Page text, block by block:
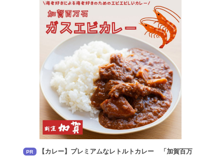
PR
【カレー】プレミアムなレトルトカレー 「加賀百万